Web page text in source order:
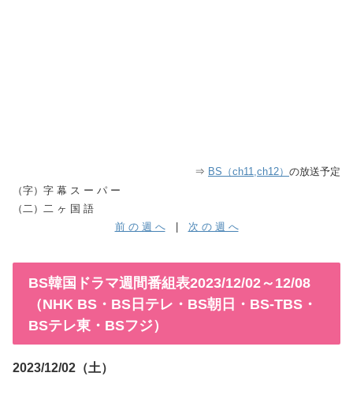
⇒ BS（ch11,ch12） の放送予定
（字）字 幕 ス ー パ ー
（二）二 ヶ 国 語
前 の 週 へ| 次 の 週 へ
BS韓国ドラマ週間番組表2023/12/02～12/08
（NHK BS・BS日テレ・BS朝日・BS-TBS・
BSテレ東・BSフジ）
2023/12/02（土）